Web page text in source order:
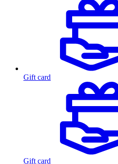
Gift card
Gift card